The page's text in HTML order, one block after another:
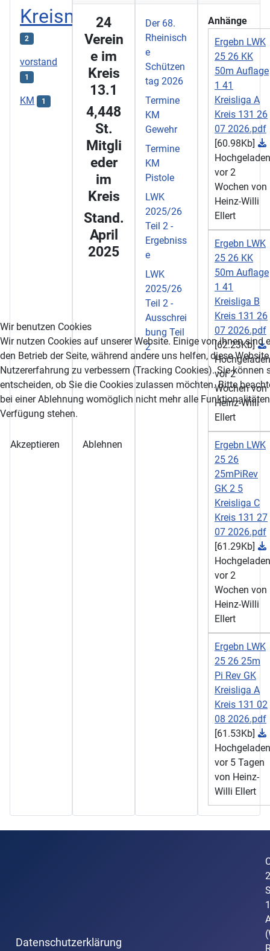
Kreismeisterschaft
2
vorstand
1
KM 1
24
Verein
e im
Kreis
13.1
​4,448
St.
Mitgli
eder
im
Kreis
Stand.
April
2025
Der 68.
Rheinisch
e
Schützen
tag 2026
Termine
KM
Gewehr
Termine
KM
Pistole
LWK
2025/26
Teil 2 -
Ergebniss
e
LWK
2025/26
Teil 2 -
Ausschrei
bung Teil
2
Anhänge
Ergebn LWK
25 26 KK
50m Auflage
1 41
Kreisliga A
Kreis 131 26
07 2026.pdf
[60.98Kb]
Hochgeladen
vor 2
Wochen von
Heinz-Willi
Ellert
Ergebn LWK
25 26 KK
50m Auflage
1 41
Kreisliga B
Kreis 131 26
07 2026.pdf
[62.23Kb]
Hochgeladen
vor 2
Wochen von
Heinz-Willi
Ellert
Ergebn LWK
25 26
25mPiRev
GK 2 5
Kreisliga C
Kreis 131 27
07 2026.pdf
[61.29Kb]
Hochgeladen
vor 2
Wochen von
Heinz-Willi
Ellert
Ergebn LWK
25 26 25m
Pi Rev GK
Kreisliga A
Kreis 131 02
08 2026.pdf
[61.53Kb]
Hochgeladen
vor 5 Tagen
von Heinz-
Willi Ellert
Datenschutzerklärung
Wir benutzen Cookies
Wir nutzen Cookies auf unserer Website. Einige von ihnen sind
den Betrieb der Seite, während andere uns helfen, diese
Nutzererfahrung zu verbessern (Tracking Cookies). Sie können
entscheiden, ob Sie die Cookies zulassen möchten. Bitte
bei einer Ablehnung womöglich nicht mehr alle
Verfügung stehen.
Akzeptieren Ablehnen